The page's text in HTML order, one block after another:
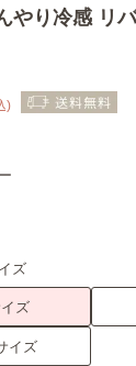
やり冷感 リ
)
ズ
ズ
イズ